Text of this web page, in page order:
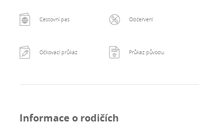
Cestovní pas Odčervení
Očkovací průkaz Průkaz původu
Informace o rodičích